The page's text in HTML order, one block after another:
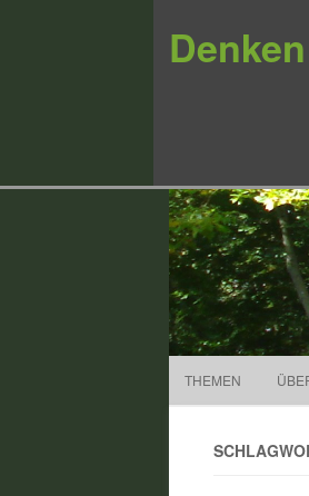
THEMEN